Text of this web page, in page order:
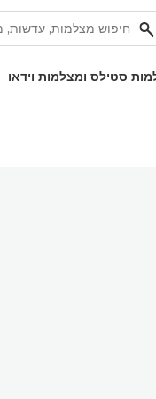
סטילס ומצלמות וידאו